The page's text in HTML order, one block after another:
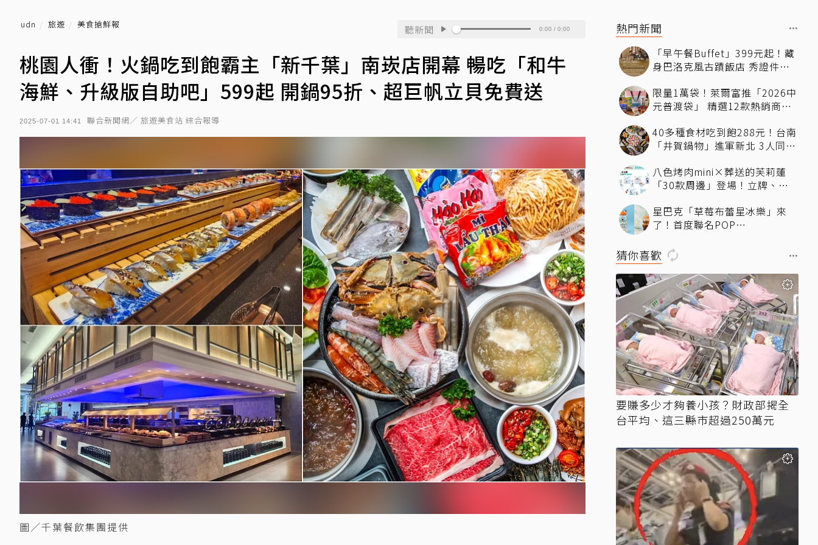
udn 旅遊 美食搶鮮報 聽新聞 0:00 / 0:00
桃園人衝！火鍋吃到飽霸主「新千葉」南崁店開幕 暢吃「和牛
海鮮、升級版自助吧」599起 開鍋95折、超巨帆立貝免費送
2025-07-01 14:41 聯合新聞網／ 旅遊美食站 綜合報導
圖／千葉餐飲集團提供
熱門新聞
「早午餐Buffet」399元起！藏
身巴洛克風古蹟飯店 秀證件再
限量1萬袋！萊爾富推「2026中
元普渡袋」 精選12款熱銷商品
40多種食材吃到飽288元！台南
「井賀鍋物」進軍新北 3人同行
八色烤肉mini×葬送的芙莉蓮
「30款周邊」登場！立牌、鑰
星巴克「草莓布蕾星冰樂」來
了！首度聯名POP
「MOLLYｘBearista小熊杯」
必收藏
猜你喜歡
要賺多少才夠養小孩？財政部揭全
台平均、這三縣市超過250萬元